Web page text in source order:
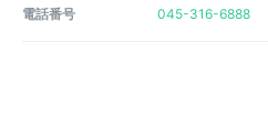
電話番号 045-316-6888